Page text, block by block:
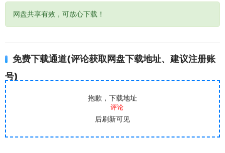
网盘共享有效，可放心下载！
免费下载通道(评论获取网盘下载地址、建议注册账
号)
抱歉，下载地址
评论
后刷新可见